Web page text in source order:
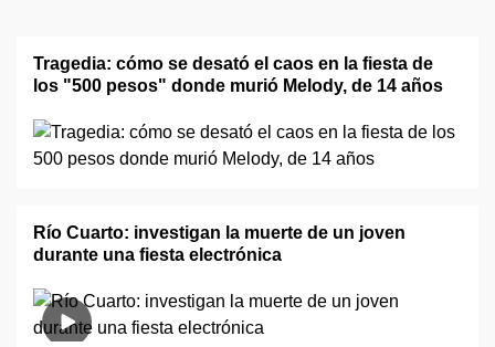
Tragedia: cómo se desató el caos en la fiesta de
los "500 pesos" donde murió Melody, de 14 años
Río Cuarto: investigan la muerte de un joven
durante una fiesta electrónica